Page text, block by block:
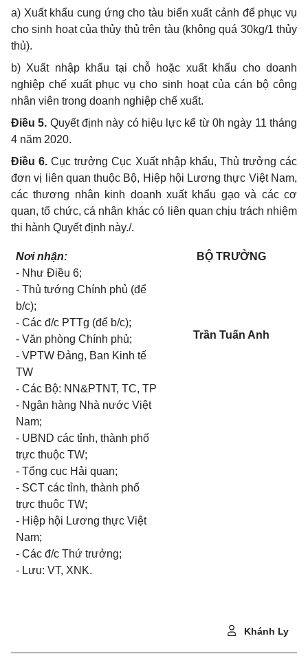
a) Xuất khẩu cung ứng cho tàu biển xuất cảnh để phục vụ
cho sinh hoạt của thủy thủ trên tàu (không quá 30kg/1 thủy
thủ).
b) Xuất nhập khẩu tại chỗ hoặc xuất khẩu cho doanh
nghiệp chế xuất phục vụ cho sinh hoạt của cán bộ công
nhân viên trong doanh nghiệp chế xuất.
Điều 5. Quyết định này có hiệu lực kể từ 0h ngày 11 tháng
4 năm 2020.
Điều 6. Cục trưởng Cục Xuất nhập khẩu, Thủ trưởng các
đơn vị liên quan thuộc Bộ, Hiệp hội Lương thực Việt Nam,
các thương nhân kinh doanh xuất khẩu gạo và các cơ
quan, tổ chức, cá nhân khác có liên quan chịu trách nhiệm
thi hành Quyết định này./.
Nơi nhận:
- Như Điều 6;
- Thủ tướng Chính phủ (để
b/c);
- Các đ/c PTTg (để b/c);
- Văn phòng Chính phủ;
- VPTW Đảng, Ban Kinh tế
TW
- Các Bộ: NN&PTNT, TC, TP
- Ngân hàng Nhà nước Việt
Nam;
- UBND các tỉnh, thành phố
trực thuộc TW;
- Tổng cục Hải quan;
- SCT các tỉnh, thành phố
trực thuộc TW;
- Hiệp hội Lương thực Việt
Nam;
- Các đ/c Thứ trưởng;
- Lưu: VT, XNK.
BỘ TRƯỞNG
Trần Tuấn Anh
Khánh Ly